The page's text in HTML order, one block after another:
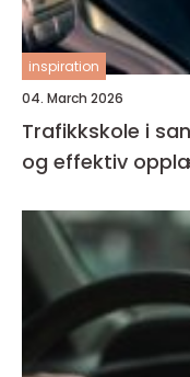
inspiration
04. March 2026
Trafikkskole i
og effektiv